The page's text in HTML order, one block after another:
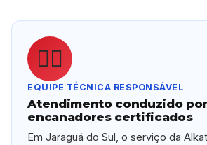
👷‍♂️
EQUIPE TÉCNICA RESPONSÁVEL
Atendimento conduzido por
encanadores certificados
Em Jaraguá do Sul, o serviço da